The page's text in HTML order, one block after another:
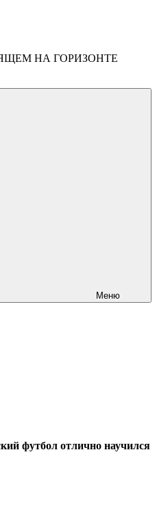
НА ГОРИЗОНТЕ
Меню
футбол отлично научился